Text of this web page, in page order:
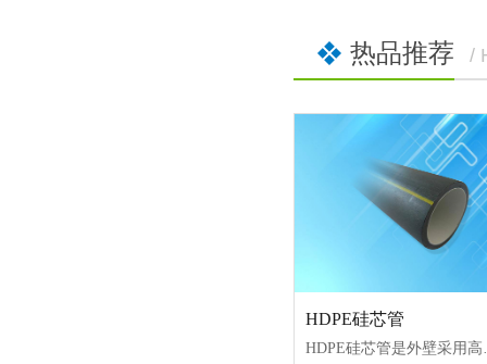
热品推荐 /
HDPE硅芯管